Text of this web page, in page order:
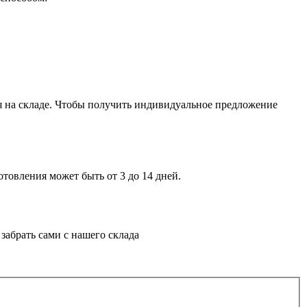
на складе. Чтобы получить индивидуальное предложение
может быть от 3 до 14 дней.
сами с нашего склада